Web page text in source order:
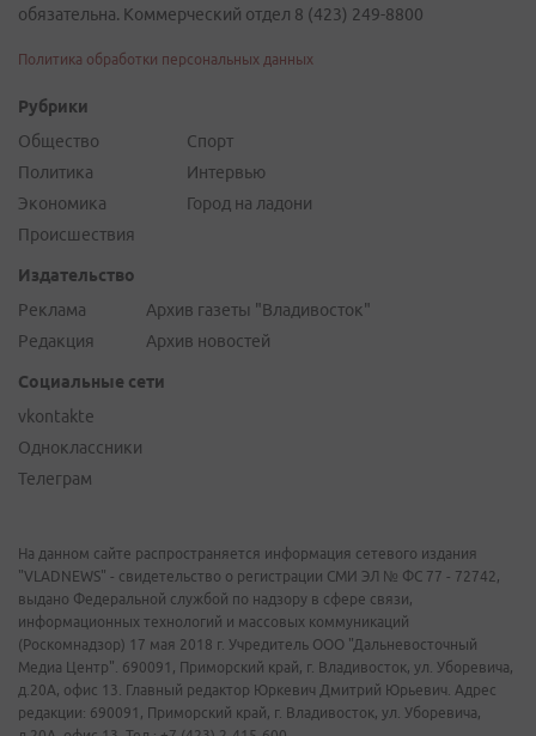
обязательна. Коммерческий отдел 8 (423) 249-8800
Политика обработки персональных данных
Рубрики
Общество
Политика
Экономика
Происшествия
Спорт
Интервью
Город на ладони
Издательство
Реклама
Редакция
Архив газеты "Владивосток"
Архив новостей
Социальные сети
vkontakte
Одноклассники
Телеграм
На данном сайте распространяется информация сетевого издания
"VLADNEWS" - свидетельство о регистрации СМИ ЭЛ № ФС 77 - 72742,
выдано Федеральной службой по надзору в сфере связи,
информационных технологий и массовых коммуникаций
(Роскомнадзор) 17 мая 2018 г. Учредитель ООО "Дальневосточный
Медиа Центр". 690091, Приморский край, г. Владивосток, ул. Уборевича,
д.20А, офис 13. Главный редактор Юркевич Дмитрий Юрьевич. Адрес
редакции: 690091, Приморский край, г. Владивосток, ул. Уборевича,